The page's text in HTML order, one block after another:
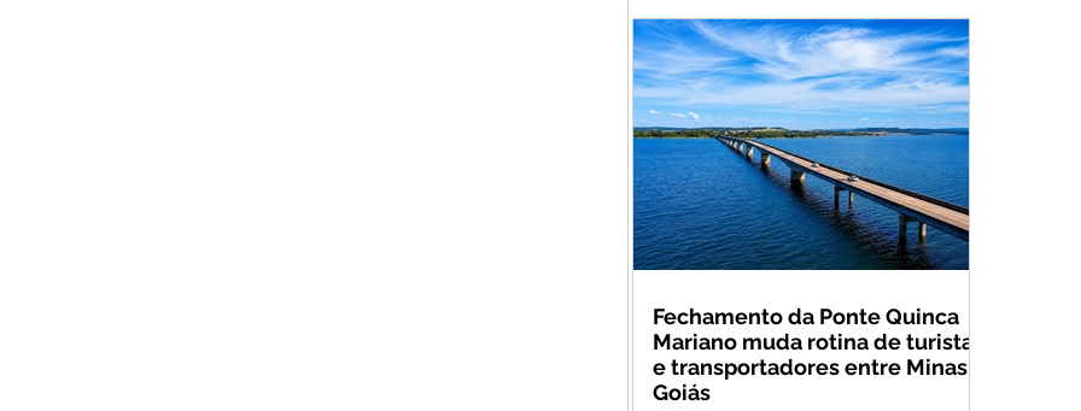
Fechamento da Ponte Quinca
Mariano muda rotina de turistas
e transportadores entre Minas e
Goiás